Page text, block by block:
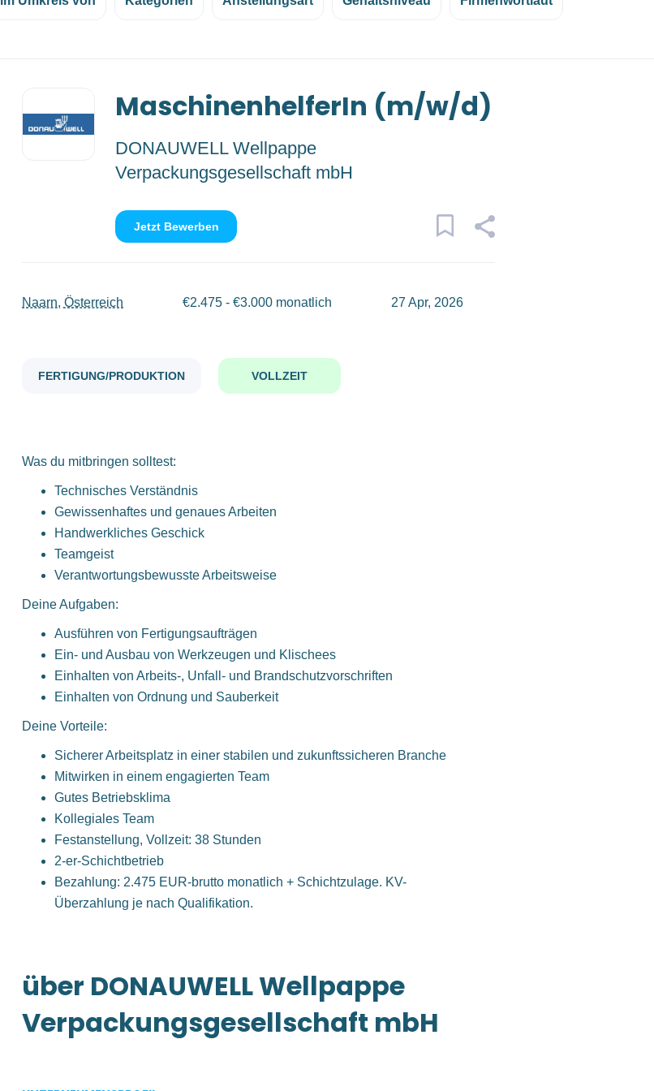
job
list
MaschinenhelferIn (m/w/d)
DONAUWELL Wellpappe
Verpackungsgesellschaft mbH
Jetzt Bewerben
Naarn, Österreich €2.475 - €3.000 monatlich 27 Apr, 2026
FERTIGUNG/PRODUKTION VOLLZEIT
Was du mitbringen solltest:
Technisches Verständnis
Gewissenhaftes und genaues Arbeiten
Handwerkliches Geschick
Teamgeist
Verantwortungsbewusste Arbeitsweise
Deine Aufgaben:
Ausführen von Fertigungsaufträgen
Ein- und Ausbau von Werkzeugen und Klischees
Einhalten von Arbeits-, Unfall- und Brandschutzvorschriften
Einhalten von Ordnung und Sauberkeit
Deine Vorteile:
Sicherer Arbeitsplatz in einer stabilen und zukunftssicheren Branche
Mitwirken in einem engagierten Team
Gutes Betriebsklima
Kollegiales Team
Festanstellung, Vollzeit: 38 Stunden
2-er-Schichtbetrieb
Bezahlung: 2.475 EUR-brutto monatlich + Schichtzulage. KV-
Überzahlung je nach Qualifikation.
über DONAUWELL Wellpappe
Verpackungsgesellschaft mbH